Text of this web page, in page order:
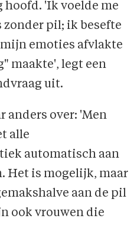
hoofd. 'Ik voelde me
zonder pil; ik besefte
emoties afvlakte
maakte', legt een
uit.
anders over: 'Men
alle
automatisch aan
Het is mogelijk, maar
aan de pil
ook vrouwen die